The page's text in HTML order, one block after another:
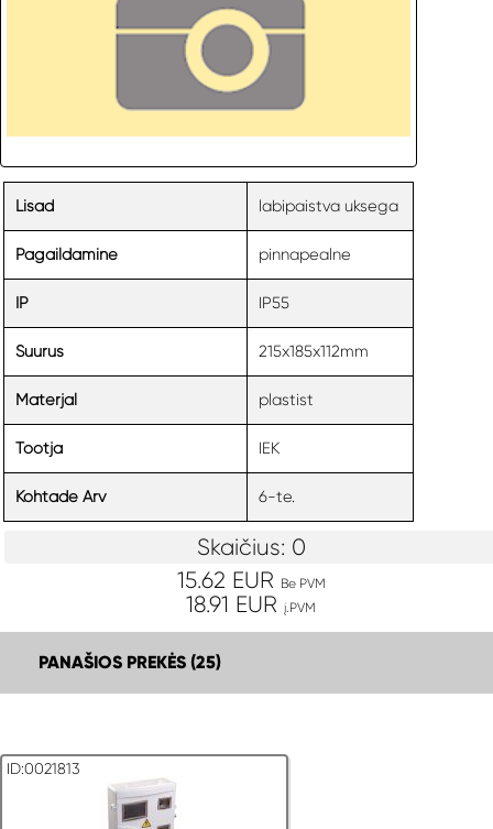
Lisad labipaistva uksega
Pagaildamine pinnapealne
IP IP55
Suurus 215x185x112mm
Materjal plastist
Tootja IEK
Kohtade Arv 6-te.
Skaičius: 0
15.62 EUR Be PVM
18.91 EUR į.PVM
PANAŠIOS PREKĖS (25)
ID:0021813